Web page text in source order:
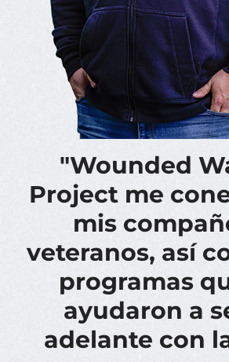
"Wounded
Project me
mis
veteranos, así
programas
ayudaron a
adelante con